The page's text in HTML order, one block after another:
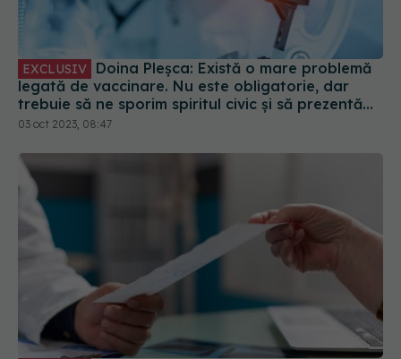
EXCLUSIV
legată de vaccinare. Nu este obligatorie, dar
trebuie să ne sporim spiritul civic și să prezentăm
corect minusurile și plusurile fiecărui vaccin
03 oct 2023, 08:47